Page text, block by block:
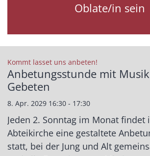
Oblate/in sein
Kommt lasset uns anbeten!
Anbetungsstunde mit
Gebeten
8. Apr. 2029 16:30 - 17:30
Jeden 2. Sonntag im Monat findet
Abteikirche eine gestaltete
statt, bei der Jung und Alt